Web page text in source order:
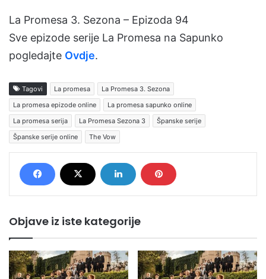
La Promesa 3. Sezona – Epizoda 94
Sve epizode serije La Promesa na Sapunko
pogledajte Ovdje.
Tagovi La promesa
La Promesa 3. Sezona
La promesa epizode online
La promesa sapunko online
La promesa serija
La Promesa Sezona 3
Španske serije
Španske serije online
The Vow
Objave iz iste kategorije